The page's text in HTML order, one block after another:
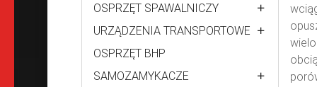
OSPRZĘT SPAWALNICZY
URZĄDZENIA TRANSPORTOWE
OSPRZĘT BHP
SAMOZAMYKACZE